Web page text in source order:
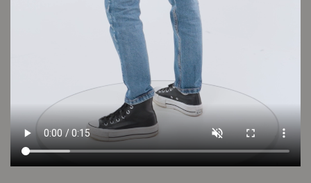
Otros looks que podrían interesarte